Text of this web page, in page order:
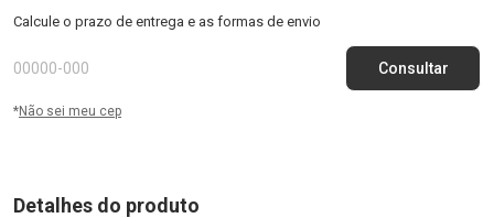
Calcule o prazo de entrega e as formas de envio
*Não sei meu cep
Detalhes do produto